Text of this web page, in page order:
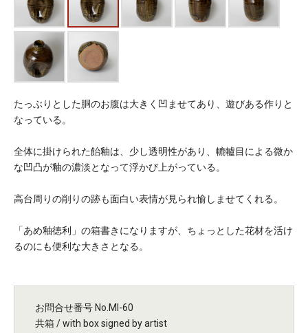
たっぶりとした胴のお腹は大きく凹ませてあり、遊びある作りと
なっている。
全体に掛けられた飴釉は、少し透明性があり、轆轤目による微か
な凹凸が釉の濃淡となって浮かび上がっている。
高台周りの削りの跡も面白い表情が見られ愉しませてくれる。
「あめ釉徳利」の箱書きになりますが、ちょっとした花材を活け
るのにも便利な大きさとなる。
お問合せ番号 No.MI-60
共箱 / with box signed by artist